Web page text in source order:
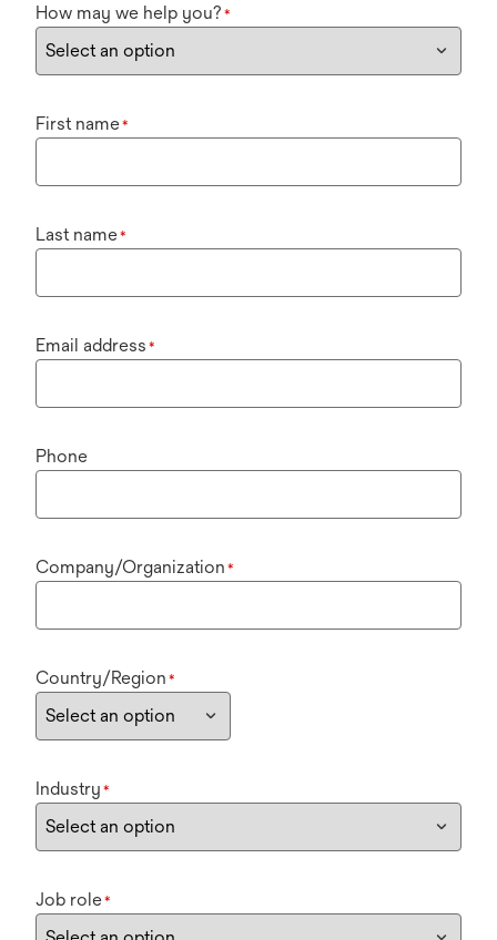
How may we help you? *
First name*
Last name*
Email address *
Phone
Company/Organization *
Country/Region *
Industry *
Job role*